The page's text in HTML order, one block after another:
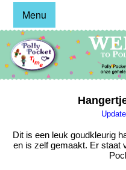
Menu
Dit is een leuk goudkleurig
en is zelf gemaakt. Er staat